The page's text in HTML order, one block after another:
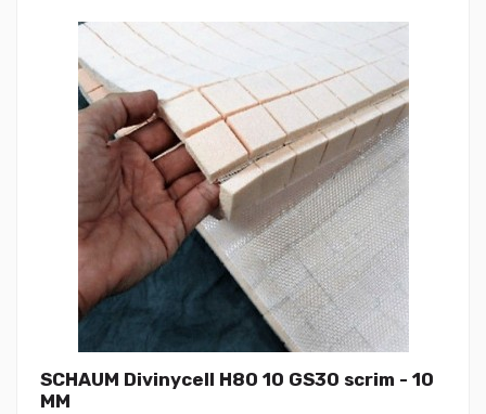
SCHAUM Divinycell H80 10 GS30 scrim - 10
MM